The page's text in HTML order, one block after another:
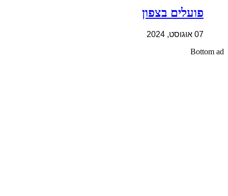
פועלים בצפון
07 אוגוסט, 2024
Bottom ad